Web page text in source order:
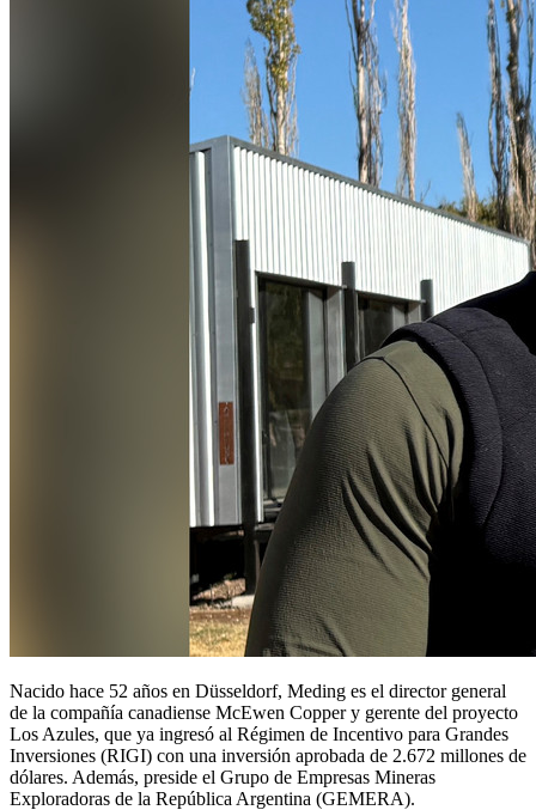
Nacido hace 52 años en Düsseldorf, Meding es el director general
de la compañía canadiense McEwen Copper y gerente del proyecto
Los Azules, que ya ingresó al Régimen de Incentivo para Grandes
Inversiones (RIGI) con una inversión aprobada de 2.672 millones de
dólares. Además, preside el Grupo de Empresas Mineras
Exploradoras de la República Argentina (GEMERA).